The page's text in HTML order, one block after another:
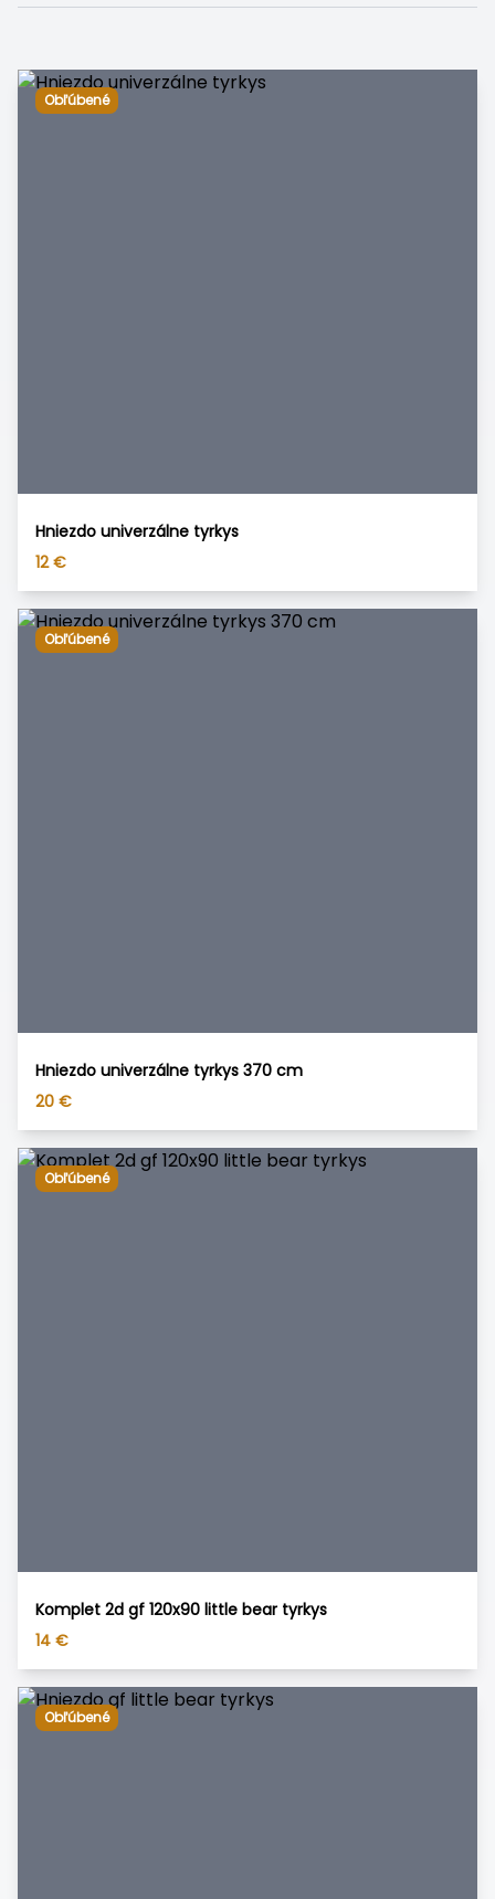
Obľúbené
Hniezdo univerzálne tyrkys
12 €
Obľúbené
Hniezdo univerzálne tyrkys 370 cm
20 €
Obľúbené
Komplet 2d gf 120x90 little bear tyrkys
14 €
Obľúbené